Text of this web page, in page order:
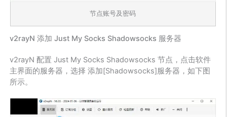
节点账号及密码
v2rayN 添加 Just My Socks Shadowsocks 服务器
v2rayN 配置 Just My Socks Shadowsocks 节点，点击软件
主界面的服务器，选择 添加[Shadowsocks]服务器，如下图
所示。